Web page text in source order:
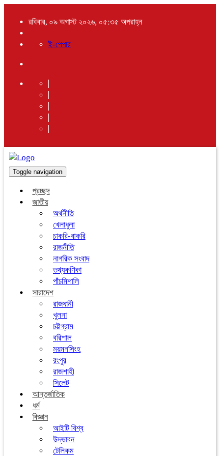
রবিবার, ০৯ অগাস্ট ২০২৬, ০৫:৩৫ অপরাহ্ন
ই-পেপার
Toggle navigation
প্রচ্ছদ
জাতীয়
অর্থনীতি
খেলাধুলা
চাকরি-বাকরি
রাজনীতি
নাগরিক সংবাদ
তথ্যকণিকা
পাঁচমিশালি
সারাদেশ
রাজধানী
খুলনা
চট্টগ্রাম
বরিশাল
ময়মনসিংহ
রংপুর
রাজশাহী
সিলেট
আন্তর্জাতিক
ধর্ম
বিজ্ঞান
আইটি বিশ্ব
উদ্ভাবন
টেলিকম